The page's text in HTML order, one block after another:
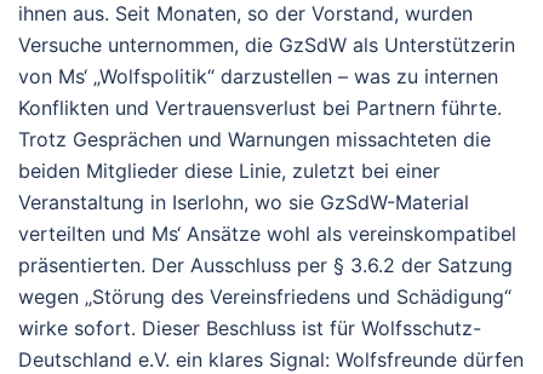
ihnen aus. Seit Monaten, so der Vorstand, wurden
Versuche unternommen, die GzSdW als Unterstützerin
von Ms‘ „Wolfspolitik“ darzustellen – was zu internen
Konflikten und Vertrauensverlust bei Partnern führte.
Trotz Gesprächen und Warnungen missachteten die
beiden Mitglieder diese Linie, zuletzt bei einer
Veranstaltung in Iserlohn, wo sie GzSdW-Material
verteilten und Ms‘ Ansätze wohl als vereinskompatibel
präsentierten. Der Ausschluss per § 3.6.2 der Satzung
wegen „Störung des Vereinsfriedens und Schädigung“
wirke sofort. Dieser Beschluss ist für Wolfsschutz-
Deutschland e.V. ein klares Signal: Wolfsfreunde dürfen